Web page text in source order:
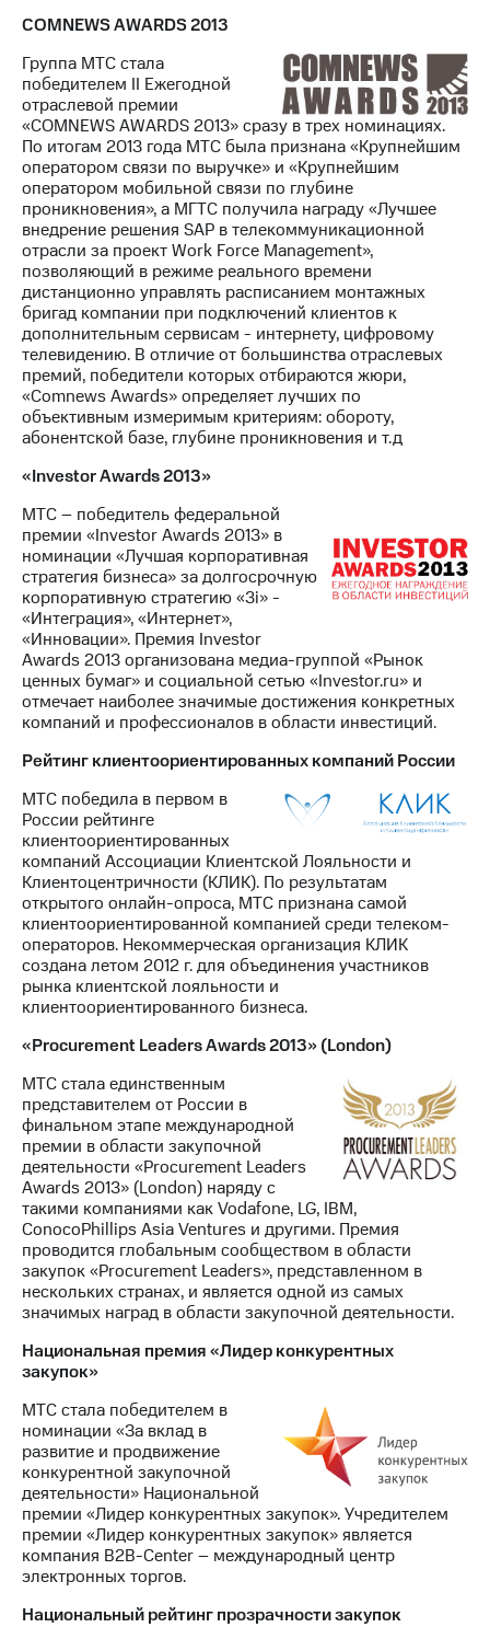
COMNEWS AWARDS 2013
Группа МТС стала
победителем II Ежегодной
отраслевой премии
«COMNEWS AWARDS 2013» сразу в трех номинациях.
По итогам 2013 года МТС была признана «Крупнейшим
оператором связи по выручке» и «Крупнейшим
оператором мобильной связи по глубине
проникновения», а МГТС получила награду «Лучшее
внедрение решения SAP в телекоммуникационной
отрасли за проект Work Force Management»,
позволяющий в режиме реального времени
дистанционно управлять расписанием монтажных
бригад компании при подключений клиентов к
дополнительным сервисам - интернету, цифровому
телевидению. В отличие от большинства отраслевых
премий, победители которых отбираются жюри,
«Comnews Awards» определяет лучших по
объективным измеримым критериям: обороту,
абонентской базе, глубине проникновения и т.д
«Investor Awards 2013»
МТС – победитель федеральной
премии «Investor Awards 2013» в
номинации «Лучшая корпоративная
стратегия бизнеса» за долгосрочную
корпоративную стратегию «3i» -
«Интеграция», «Интернет»,
«Инновации». Премия Investor
Awards 2013 организована медиа-группой «Рынок
ценных бумаг» и социальной сетью «Investor.ru» и
отмечает наиболее значимые достижения конкретных
компаний и профессионалов в области инвестиций.
Рейтинг клиентоориентированных компаний России
МТС победила в первом в
России рейтинге
клиентоориентированных
компаний Ассоциации Клиентской Лояльности и
Клиентоцентричности (КЛИК). По результатам
открытого онлайн-опроса, МТС признана самой
клиентоориентированной компанией среди телеком-
операторов. Некоммерческая организация КЛИК
создана летом 2012 г. для объединения участников
рынка клиентской лояльности и
клиентоориентированного бизнеса.
«Procurement Leaders Awards 2013» (London)
МТС стала единственным
представителем от России в
финальном этапе международной
премии в области закупочной
деятельности «Procurement Leaders
Awards 2013» (London) наряду с
такими компаниями как Vodafone, LG, IBM,
ConocoPhillips Asia Ventures и другими. Премия
проводится глобальным сообществом в области
закупок «Procurement Leaders», представленном в
нескольких странах, и является одной из самых
значимых наград в области закупочной деятельности.
Национальная премия «Лидер конкурентных
закупок»
МТС стала победителем в
номинации «За вклад в
развитие и продвижение
конкурентной закупочной
деятельности» Национальной
премии «Лидер конкурентных закупок». Учредителем
премии «Лидер конкурентных закупок» является
компания B2B-Center – международный центр
электронных торгов.
Национальный рейтинг прозрачности закупок